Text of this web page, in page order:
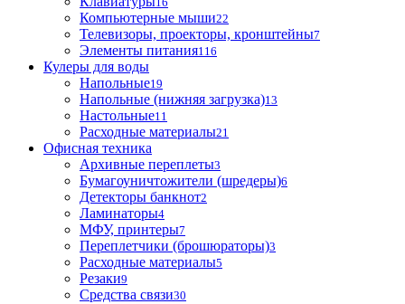
Компьютерные мыши22
Телевизоры, проекторы, кронштейны7
Элементы питания116
Кулеры для воды
Напольные19
Напольные (нижняя загрузка)13
Настольные11
Расходные материалы21
Офисная техника
Архивные переплеты3
Бумагоуничтожители (шредеры)6
Детекторы банкнот2
Ламинаторы4
МФУ, принтеры7
Переплетчики (брошюраторы)3
Расходные материалы5
Резаки9
Средства связи30